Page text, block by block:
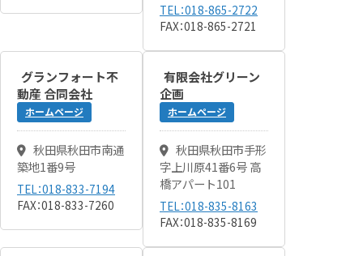
TEL：018-865-2722
FAX：018-865-2721
グランフォート不
動産 合同会社
ホームページ
秋田県秋田市南通
築地1番9号
TEL：018-833-7194
FAX：018-833-7260
有限会社グリーン
企画
ホームページ
秋田県秋田市手形
字上川原41番6号 高
橋アパート101
TEL：018-835-8163
FAX：018-835-8169